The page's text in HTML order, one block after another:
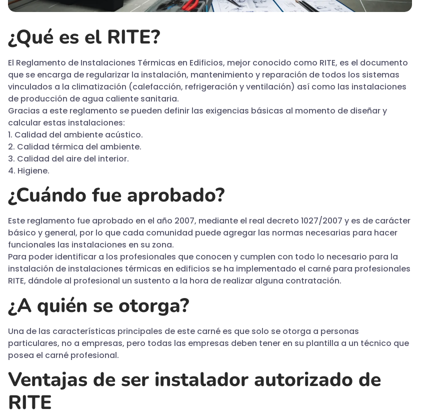
¿Qué es el RITE?
El Reglamento de Instalaciones Térmicas en Edificios, mejor conocido como RITE, es el documento
que se encarga de regularizar la instalación, mantenimiento y reparación de todos los sistemas
vinculados a la climatización (calefacción, refrigeración y ventilación) así como las instalaciones
de producción de agua caliente sanitaria.
Gracias a este reglamento se pueden definir las exigencias básicas al momento de diseñar y
calcular estas instalaciones:
1. Calidad del ambiente acústico.
2. Calidad térmica del ambiente.
3. Calidad del aire del interior.
4. Higiene.
¿Cuándo fue aprobado?
Este reglamento fue aprobado en el año 2007, mediante el real decreto 1027/2007 y es de carácter
básico y general, por lo que cada comunidad puede agregar las normas necesarias para hacer
funcionales las instalaciones en su zona.
Para poder identificar a los profesionales que conocen y cumplen con todo lo necesario para la
instalación de instalaciones térmicas en edificios se ha implementado el carné para profesionales
RITE, dándole al profesional un sustento a la hora de realizar alguna contratación.
¿A quién se otorga?
Una de las características principales de este carné es que solo se otorga a personas
particulares, no a empresas, pero todas las empresas deben tener en su plantilla a un técnico que
posea el carné profesional.
Ventajas de ser instalador autorizado de
RITE